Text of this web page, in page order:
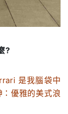
?
是我腦袋中
優雅的美式浪